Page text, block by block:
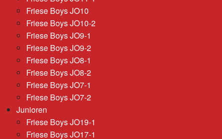
Friese Boys JO10
Friese Boys JO10-2
Friese Boys JO9-1
Friese Boys JO9-2
Friese Boys JO8-1
Friese Boys JO8-2
Friese Boys JO7-1
Friese Boys JO7-2
Junioren
Friese Boys JO19-1
Friese Boys JO17-1